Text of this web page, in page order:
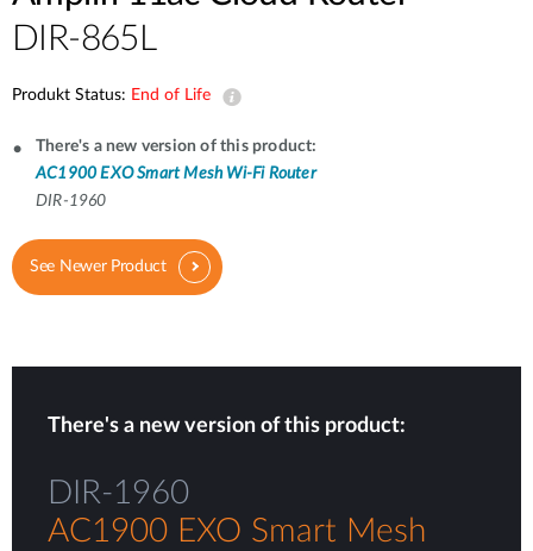
DIR-865L
Produkt Status: End of Life
There's a new version of this product:
AC1900 EXO Smart Mesh Wi-Fi Router
DIR-1960
See Newer Product
There's a new version of this product:
DIR-1960
AC1900 EXO Smart Mesh